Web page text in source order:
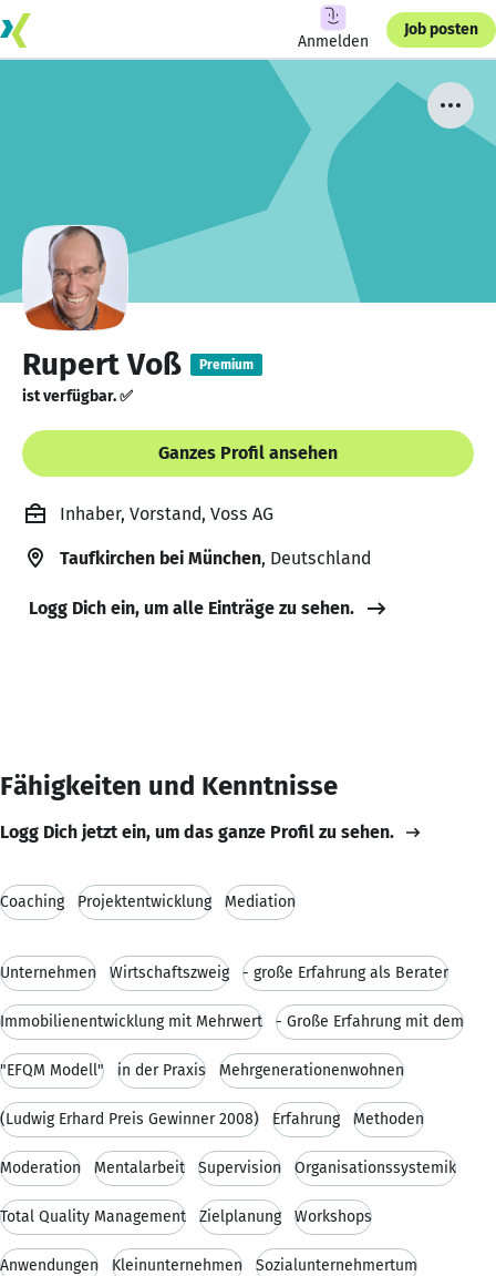
Anmelden
Job posten
Rupert Voß Premium
ist verfügbar. ✅
Ganzes Profil ansehen
Inhaber, Vorstand, Voss AG
Taufkirchen bei München, Deutschland
Logg Dich ein, um alle Einträge zu sehen.
Fähigkeiten und Kenntnisse
Logg Dich jetzt ein, um das ganze Profil zu sehen.
Coaching Projektentwicklung Mediation
Unternehmen Wirtschaftszweig - große Erfahrung als Berater
Immobilienentwicklung mit Mehrwert - Große Erfahrung mit dem
"EFQM Modell" in der Praxis Mehrgenerationenwohnen
(Ludwig Erhard Preis Gewinner 2008) Erfahrung Methoden
Moderation Mentalarbeit Supervision Organisationssystemik
Total Quality Management Zielplanung Workshops
Anwendungen Kleinunternehmen Sozialunternehmertum